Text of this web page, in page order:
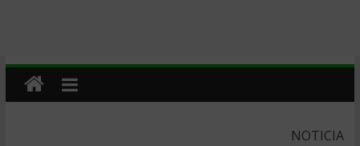
NOTICIA